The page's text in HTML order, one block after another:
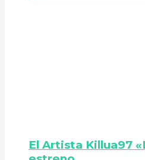
El Artista Killua97